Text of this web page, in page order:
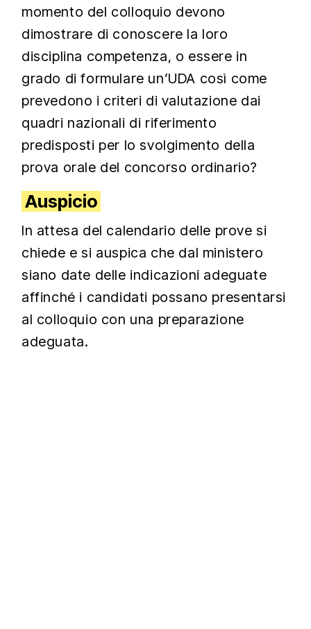
momento del colloquio devono
dimostrare di conoscere la loro
disciplina competenza, o essere in
grado di formulare un’UDA così come
prevedono i criteri di valutazione dai
quadri nazionali di riferimento
predisposti per lo svolgimento della
prova orale del concorso ordinario?
Auspicio
In attesa del calendario delle prove si
chiede e si auspica che dal ministero
siano date delle indicazioni adeguate
affinché i candidati possano presentarsi
al colloquio con una preparazione
adeguata.